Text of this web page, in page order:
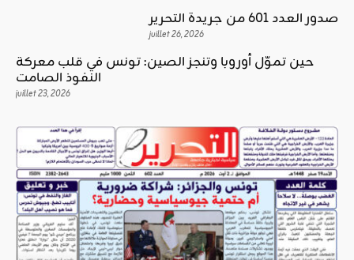
صدور العدد 601 من جريدة التحرير
juillet 26, 2026
حين تموّل أوروبا وتنجز الصين: تونس في قلب معركة
النفوذ الصامت
juillet 23, 2026